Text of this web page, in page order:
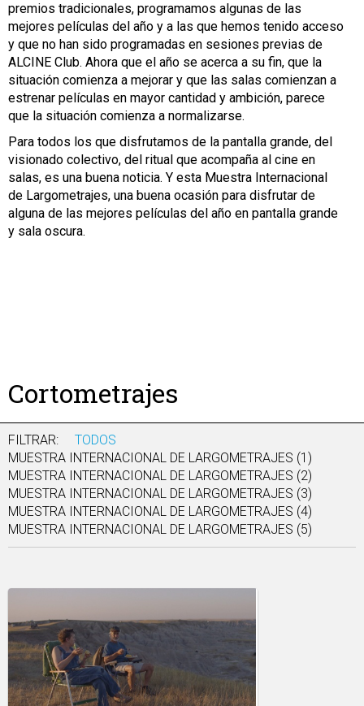
premios tradicionales, programamos algunas de las
mejores películas del año y a las que hemos tenido acceso
y que no han sido programadas en sesiones previas de
ALCINE Club. Ahora que el año se acerca a su fin, que la
situación comienza a mejorar y que las salas comienzan a
estrenar películas en mayor cantidad y ambición, parece
que la situación comienza a normalizarse.
Para todos los que disfrutamos de la pantalla grande, del
visionado colectivo, del ritual que acompaña al cine en
salas, es una buena noticia. Y esta Muestra Internacional
de Largometrajes, una buena ocasión para disfrutar de
alguna de las mejores películas del año en pantalla grande
y sala oscura.
Cortometrajes
FILTRAR:
TODOS
MUESTRA INTERNACIONAL DE LARGOMETRAJES (1)
MUESTRA INTERNACIONAL DE LARGOMETRAJES (2)
MUESTRA INTERNACIONAL DE LARGOMETRAJES (3)
MUESTRA INTERNACIONAL DE LARGOMETRAJES (4)
MUESTRA INTERNACIONAL DE LARGOMETRAJES (5)